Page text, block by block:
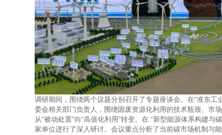
调研期间，围绕两个议题分别召开了专题座谈会。在“准东
委会相关部门负责人，围绕固废资源化利用的技术瓶颈、市
从“被动处置”向“高值化利用”转变。在 “新型能源体系构建
家单位进行了深入研讨。会议重点分析了当前碳市场机制与